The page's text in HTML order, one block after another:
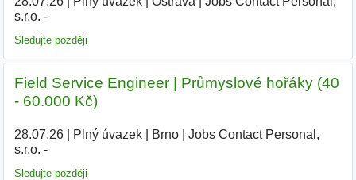
s.r.o. -
Sledujte později
Field Service Engineer | Průmyslové hořáky (40
- 60.000 Kč)
28.07.26| Plný úvazek| Brno|
Jobs Contact Personal,
s.r.o. -
Sledujte později